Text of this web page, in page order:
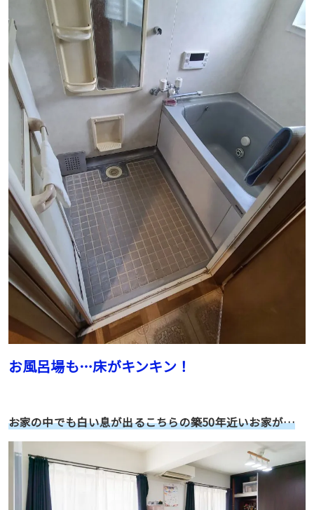
お風呂場も…床がキンキン！
お家の中でも白い息が出るこちらの築50年近いお家が…